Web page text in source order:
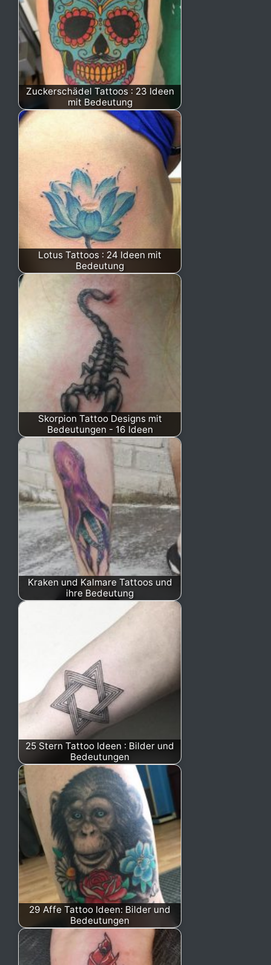
Zuckerschädel Tattoos : 23 Ideen
mit Bedeutung
Lotus Tattoos : 24 Ideen mit
Bedeutung
Skorpion Tattoo Designs mit
Bedeutungen - 16 Ideen
Kraken und Kalmare Tattoos und
ihre Bedeutung
25 Stern Tattoo Ideen : Bilder und
Bedeutungen
29 Affe Tattoo Ideen: Bilder und
Bedeutungen